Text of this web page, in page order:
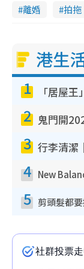
離婚
拍拖
港生
1
2
3
4
5